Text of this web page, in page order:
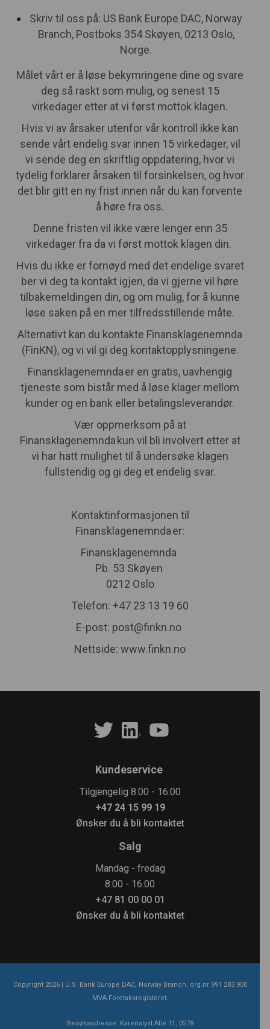
Skriv til oss på: US Bank Europe DAC, Norway
Branch, Postboks 354 Skøyen, 0213 Oslo,
Norge.
Målet vårt er å løse bekymringene dine og svare
deg så raskt som mulig, og senest 15
virkedager etter at vi først mottok klagen.
Hvis vi av årsaker utenfor vår kontroll ikke kan
sende vårt endelig svar innen 15 virkedager, vil
vi sende deg en skriftlig oppdatering, hvor vi
tydelig forklarer årsaken til forsinkelsen, og hvor
det blir gitt en ny frist innen når du kan forvente
å høre fra oss.
Denne fristen vil ikke være lenger enn 35
virkedager fra da vi først mottok klagen din.
Hvis du ikke er fornøyd med det endelige svaret
ber vi deg ta kontakt igjen, da vi gjerne vil høre
tilbakemeldingen din, og om mulig, for å kunne
løse saken på en mer tilfredsstillende måte.
Alternativt kan du kontakte Finansklagenemnda
(FinKN), og vi vil gi deg kontaktopplysningene.
Finansklagenemnda er en gratis, uavhengig
tjeneste som bistår med å løse klager mellom
kunder og en bank eller betalingsleverandør.
Vær oppmerksom på at
Finansklagenemnda kun vil bli involvert etter at
vi har hatt mulighet til å undersøke klagen
fullstendig og gi deg et endelig svar.
Kontaktinformasjonen til
Finansklagenemnda er:
Finansklagenemnda
Pb. 53 Skøyen
0212 Oslo
Telefon: +47 23 13 19 60
E-post: post@finkn.no
Nettside: www.finkn.no
Kundeservice
Tilgjengelig 8:00 - 16:00
+47 24 15 99 19
Ønsker du å bli kontaktet
Salg
Mandag - fredag
8:00 - 16:00
+47 81 00 00 01
Ønsker du å bli kontaktet
Copyright 2026 | U.S. Bank Europe DAC, Norway Branch, org.nr 991 283 900
MVA Foretaksregisteret.
Besøksadresse: Karenslyst Allé 11, 0278